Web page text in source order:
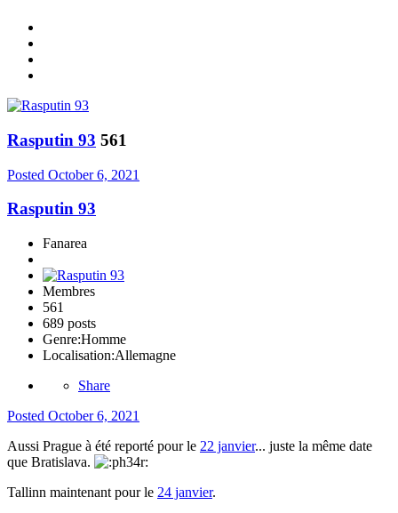
Rasputin 93 561
Posted October 6, 2021
Rasputin 93
Fanarea
Membres
561
689 posts
Genre:Homme
Localisation:Allemagne
Share
Posted October 6, 2021
Aussi Prague à été reporté pour le 22 janvier... juste la même date
que Bratislava.
Tallinn maintenant pour le 24 janvier.